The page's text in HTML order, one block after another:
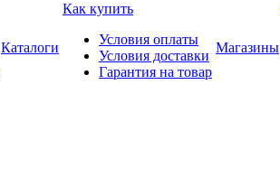
Каталоги
Как купить
Условия оплаты
Условия доставки
Гарантия на товар
Магазины